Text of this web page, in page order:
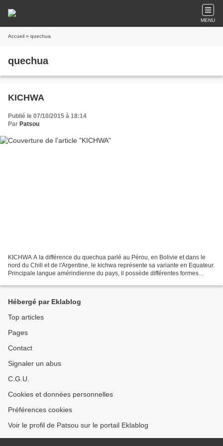
MENU
Accueil » quechua
quechua
KICHWA
Publié le 07/10/2015 à 18:14
Par Patsou
KICHWA A la différence du quechua parlé au Pérou, en Bolivie et dans le
nord du Chili et de l'Argentine, le kichwa représente sa variante en Equateur.
Principale langue amérindienne du pays, il possède différentes formes
Hébergé par Eklablog
Top articles
Pages
Contact
Signaler un abus
C.G.U.
Cookies et données personnelles
Préférences cookies
Voir le profil de Patsou sur le portail Eklablog